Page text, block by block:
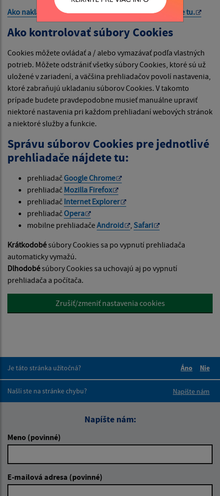
Ako nakladá Google s vašimi súbormi Cookies nájdetetu.
Ako kontrolovať súbory Cookies
Cookies môžete ovládať a / alebo vymazávať podľa vlastných
potrieb. Môžete odstrániť všetky súbory Cookies, ktoré sú už
uložené v zariadení, a väčšina prehliadačov povolí nastavenia,
ktoré zabraňujú ukladaniu súborov Cookies. V takomto
prípade budete pravdepodobne musieť manuálne upraviť
niektoré nastavenia pri každom prehliadaní webových stránok
a niektoré služby a funkcie.
Správu súborov Cookies pre jednotlivé
prehliadače nájdete tu:
prehliadač Google Chrome
prehliadač Mozilla Firefox
prehliadač Internet Explorer
prehliadač Opera
mobilne prehliadačeAndroid
Safari
Krátkodobésúbory Cookies sa po vypnutí prehliadača
automaticky vymažú.
Dlhodobésúbory Cookies sa uchovajú aj po vypnutí
prehliadača a počítača.
Zrušiť/zmeniť nastavenia cookies
Je táto stránka užitočná?
Áno
Nie
Našli ste na stránke chybu?
Napíšte nám
Napíšte nám:
Meno (povinné)
E-mailová adresa (povinné)